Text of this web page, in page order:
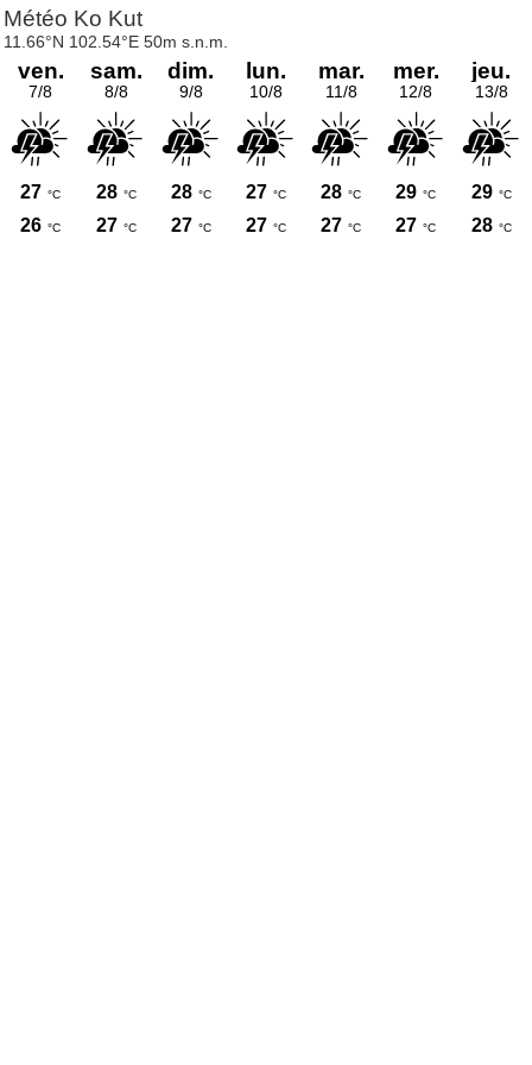
Météo Ko Kut
11.66°N 102.54°E 50m s.n.m.
ven.
7/8
27 °C
26 °C
sam.
8/8
28 °C
27 °C
dim.
9/8
28 °C
27 °C
lun.
10/8
27 °C
27 °C
mar.
11/8
28 °C
27 °C
mer.
12/8
29 °C
27 °C
jeu.
13/8
29 °C
28 °C